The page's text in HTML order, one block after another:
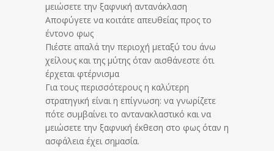
μειώσετε την ξαφνική αντανάκλαση
Αποφύγετε να κοιτάτε απευθείας προς το
έντονο φως
Πιέστε απαλά την περιοχή μεταξύ του άνω
χείλους και της μύτης όταν αισθάνεστε ότι
έρχεται φτέρνισμα
Για τους περισσότερους η καλύτερη
στρατηγική είναι η επίγνωση: να γνωρίζετε
πότε συμβαίνει το αντανακλαστικό και να
μειώσετε την ξαφνική έκθεση στο φως όταν η
ασφάλεια έχει σημασία.